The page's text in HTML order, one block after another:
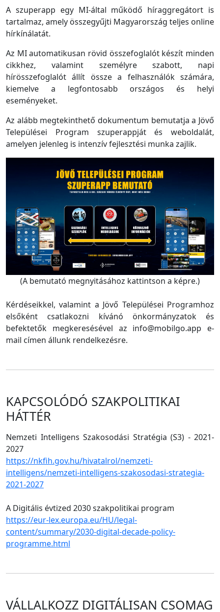
A szuperapp egy MI-által működő híraggregátort is
tartalmaz, amely összegyűjti Magyarország teljes online
hírkínálatát.
Az MI automatikusan rövid összefoglalót készít minden
cikkhez, valamint személyre szabott, napi
hírösszefoglalót állít össze a felhasználók számára,
kiemelve a legfontosabb országos és helyi
eseményeket.
Az alább megtekinthető dokumentum bemutatja a Jövő
Települései Program szuperappját és weboldalát,
amelyen jelenleg is intenzív fejlesztési munka zajlik.
(A bemutató megnyitásához kattintson a képre.)
Kérdéseikkel, valamint a Jövő Települései Programhoz
elsőként csatlakozni kívánó önkormányzatok és
befektetők megkeresésével az info@mobilgo.app e-
mail címen állunk rendelkezésre.
KAPCSOLÓDÓ SZAKPOLITIKAI
HÁTTÉR
Nemzeti Intelligens Szakosodási Stratégia (S3) - 2021-
2027
https://nkfih.gov.hu/hivatalrol/nemzeti-
intelligens/nemzeti-intelligens-szakosodasi-strategia-
2021-2027
A Digitális évtized 2030 szakpolitikai program
https://eur-lex.europa.eu/HU/legal-
content/summary/2030-digital-decade-policy-
programme.html
VÁLLALKOZZ DIGITÁLISAN CSOMAG